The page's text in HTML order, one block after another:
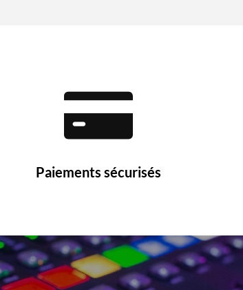
Paiements sécurisés